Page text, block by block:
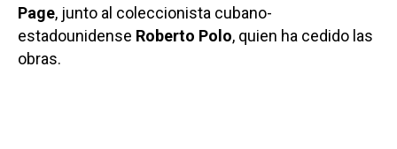
Page, junto al coleccionista cubano-
estadounidense Roberto Polo, quien ha cedido las
obras.